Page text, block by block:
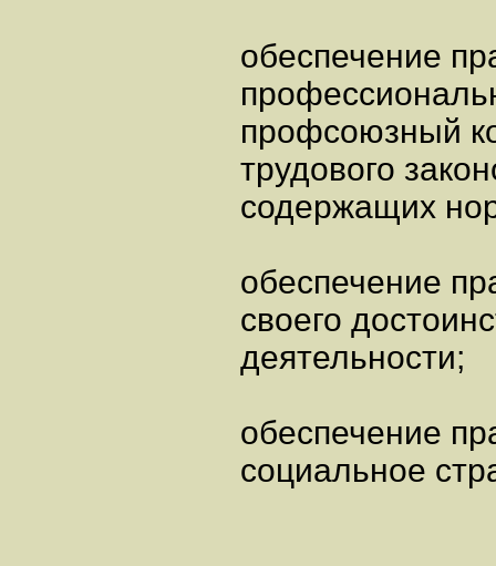
обеспечение
профсоюзный
трудового
содержащих
обеспечение
своего
деятельности;
обеспечение
социальное